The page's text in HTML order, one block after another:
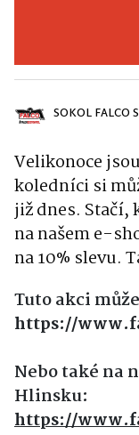
SOKOL FALCO
Velikonoce
koledníci si
již dnes. Stačí,
na našem e-
na 10% slevu.
Tuto akci
https://
Nebo také na
Hlinsku:
https://